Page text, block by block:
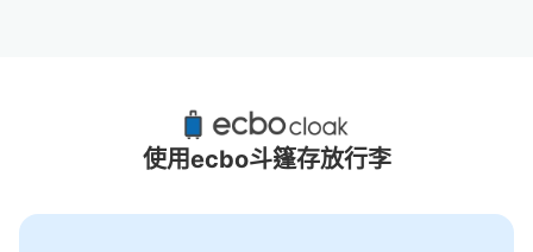
TeamLab Planets TOKYO DMM 豐洲附近推
薦的寄物櫃
使用ecbo斗篷存放行李